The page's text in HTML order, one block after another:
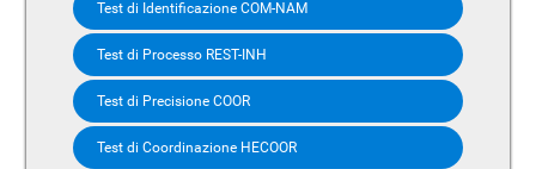
Test di Identificazione COM-NAM
Test di Processo REST-INH
Test di Precisione COOR
Test di Coordinazione HECOOR